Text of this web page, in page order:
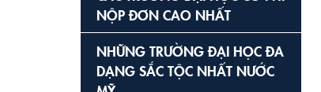
NỘP ĐƠN CAO NHẤT
NHỮNG TRƯỜNG ĐẠI HỌC ĐA
DẠNG SẮC TỘC NHẤT NƯỚC